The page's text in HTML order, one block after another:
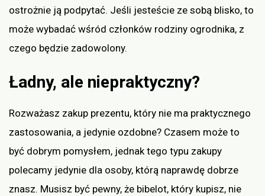
ostrożnie ją podpytać. Jeśli jesteście ze sobą blisko, to
może wybadać wśród członków rodziny ogrodnika, z
czego będzie zadowolony.
Ładny, ale niepraktyczny?
Rozważasz zakup prezentu, który nie ma praktycznego
zastosowania, a jedynie ozdobne? Czasem może to
być dobrym pomysłem, jednak tego typu zakupy
polecamy jedynie dla osoby, którą naprawdę dobrze
znasz. Musisz być pewny, że bibelot, który kupisz, nie